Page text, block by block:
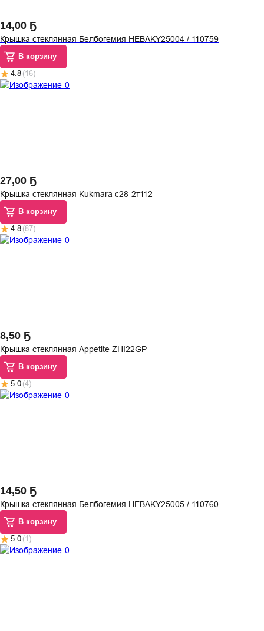
14,00 Ҕ
Крышка стеклянная Белбогемия HEBAKY25004 / 110759
В корзину
4.8 (16)
27,00 Ҕ
Крышка стеклянная Kukmara с28-2т112
В корзину
4.8 (87)
8,50 Ҕ
Крышка стеклянная Appetite ZHI22GP
В корзину
5.0 (4)
14,50 Ҕ
Крышка стеклянная Белбогемия HEBAKY25005 / 110760
В корзину
5.0 (1 )